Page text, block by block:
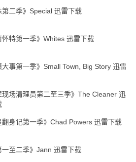
第二季》Special 迅雷下载
怀特第一季》Whites 迅雷下载
大事第一季》Small Town, Big Story 迅雷
现场清理员第二至三季》The Cleaner 迅
翻身记第一季》Chad Powers 迅雷下载
一至二季》Jann 迅雷下载